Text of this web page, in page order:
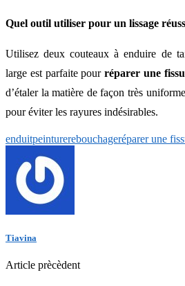
Quel outil utiliser pour un lissage
Utilisez deux couteaux à enduire de
large est parfaite pourréparer une
d’étaler la matière de façon très
pour éviter les rayures indésirables.
enduitpeinturerebouchageréparer une
Tiavina
Article prècèdent